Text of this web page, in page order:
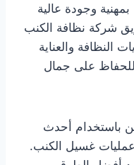
وجودة عالية
شركة نظافة الكنب
النظافة والعناية
للحفاظ على جمال
باستخدام أحدث
عمليات غسيل الكنب.